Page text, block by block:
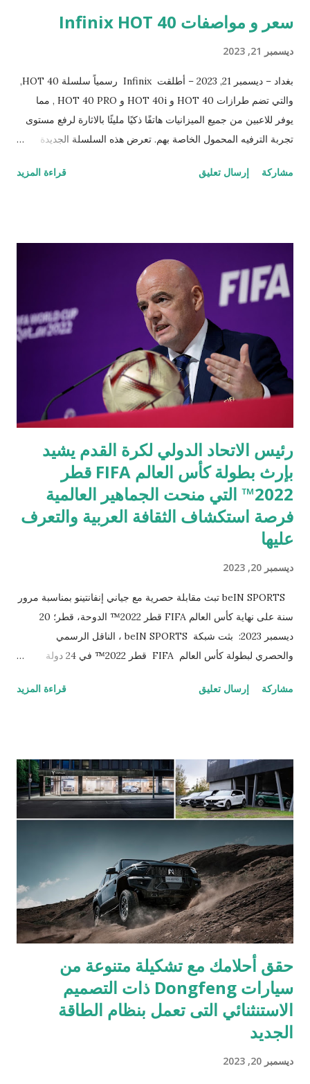
سعر و مواصفات Infinix HOT 40
ديسمبر 21, 2023
بغداد – ديسمبر 21, 2023 – أطلقت Infinix رسمياً سلسلة HOT 40,
والتي تضم طرازات HOT 40 و HOT 40i و HOT 40 PRO , مما
يوفر للاعبين من جميع الميزانيات هاتفًا ذكيًا مليئًا بالاثارة لرفع مستوى
تجربة الترفيه المحمول الخاصة بهم. تعرض هذه السلسلة الجديدة
حين أنها تحافظ على موقعها الرائد في الشحن السريع في فئتها، فإنها
الذكية والترفيه صُممت سلسلة HOT 40 لتقديم أداء استثنائي للمهام
اليومية, الألعاب والترفيه. يتميز HOT 40 Pro ببطارية طويلة الأمد
Marathon الحصري....
مشاركة إرسال تعليق قراءة المزيد
رئيس الاتحاد الدولي لكرة القدم يشيد
بإرث بطولة كأس العالم FIFA قطر
2022™ التي منحت الجماهير العالمية
فرصة استكشاف الثقافة العربية والتعرف
عليها
ديسمبر 20, 2023
beIN SPORTS تبث مقابلة حصرية مع جياني إنفانتينو بمناسبة مرور
سنة على نهاية كأس العالم FIFA قطر 2022™ الدوحة، قطر؛ 20
ديسمبر 2023: بثت شبكة beIN SPORTS ، الناقل الرسمي
والحصري لبطولة كأس العالم FIFA قطر 2022™ في 24 دولة
حصرية مع جياني إنفانتينو، رئيس الاتحاد الدولي لكرة القدم (فيفا) يوم
سيمتد لأجيال طويلة، حيث حصدت قطر إشادات واسعة بفضل التنظيم
الناجح للبطولة وتقديم نسخة غير مسبوقة لعشاق كرة القدم. كما
تحدث إنفانتينو خلال المقابلة عن المباراة النهائية التي شهدت أحداثاً
"أعتقد بأن بطولة كأس العالم FIFA قطر 2022™ هي أفضل نسخ
البطولة على ا...
مشاركة إرسال تعليق قراءة المزيد
حقق أحلامك مع تشكيلة متنوعة من
سيارات Dongfeng ذات التصميم
الاستنثنائي التى تعمل بنظام الطاقة
الجديد
ديسمبر 20, 2023